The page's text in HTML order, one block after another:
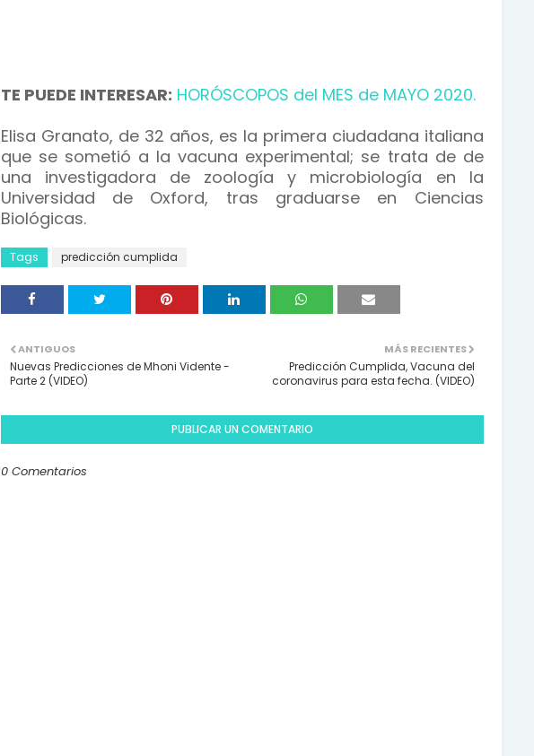
TE PUEDE INTERESAR: HORÓSCOPOS del MES de MAYO 2020.
Elisa Granato, de 32 años, es la primera ciudadana italiana
que se sometió a la vacuna experimental; se trata de de
una investigadora de zoología y microbiología en la
Universidad de Oxford, tras graduarse en Ciencias
Biológicas.
Tags predicción cumplida
MÁS RECIENTES
Predicción Cumplida, Vacuna del
coronavirus para esta fecha. (VIDEO)
ANTIGUOS
Nuevas Predicciones de Mhoni Vidente -
Parte 2 (VIDEO)
PUBLICAR UN COMENTARIO
0 Comentarios